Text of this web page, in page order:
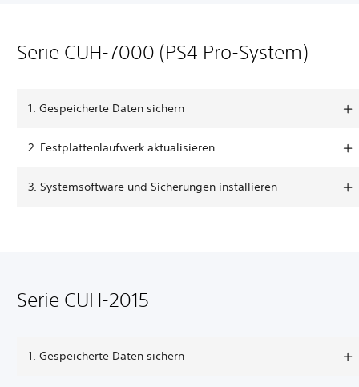
Serie CUH-7000 (PS4 Pro-System)
1. Gespeicherte Daten sichern
2. Festplattenlaufwerk aktualisieren
3. Systemsoftware und Sicherungen installieren
Serie CUH-2015
1. Gespeicherte Daten sichern